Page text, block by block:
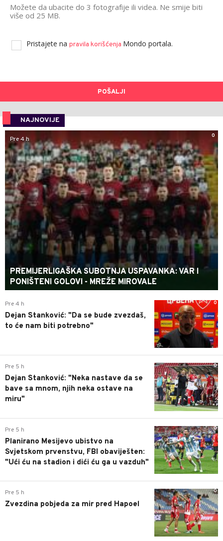
Možete da ubacite do 3 fotografije ili videa. Ne smije biti
više od 25 MB.
Pristajete na pravila korišćenja Mondo portala.
POŠALJI
NAJNOVIJE
0
Pre 4 h
PREMIJERLIGAŠKA SUBOTNJA USPAVANKA: VAR I
PONIŠTENI GOLOVI - MREŽE MIROVALE
0
Pre 4 h
Dejan Stanković: "Da se bude zvezdaš,
to će nam biti potrebno"
0
Pre 5 h
Dejan Stanković: "Neka nastave da se
bave sa mnom, njih neka ostave na
miru"
0
Pre 5 h
Planirano Mesijevo ubistvo na
Svjetskom prvenstvu, FBI obaviješten:
"Ući ću na stadion i dići ću ga u vazduh"
0
Pre 5 h
Zvezdina pobjeda za mir pred Hapoel